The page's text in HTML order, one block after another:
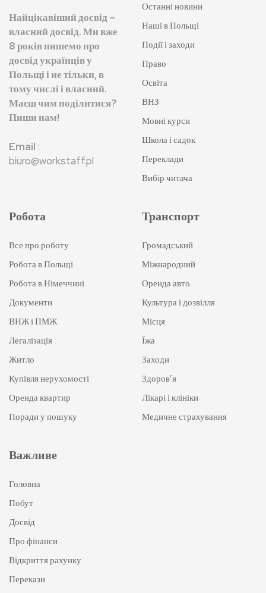
Найцікавіший досвід –
власний досвід. Ми вже
8 років пишемо про
досвід українців у
Польщі і не тільки, в
тому числі і власний.
Маєш чим поділитися?
Пиши нам!
Email :
biuro@workstaff.pl
Останні новини
Наші в Польщі
Події і заходи
Право
Освіта
ВНЗ
Мовні курси
Школа і садок
Переклади
Вибір читача
Робота
Все про роботу
Робота в Польщі
Робота в Німеччині
Документи
ВНЖ і ПМЖ
Легалізація
Житло
Купівля нерухомості
Оренда квартир
Поради у пошуку
Транспорт
Громадський
Міжнародний
Оренда авто
Культура і дозвілля
Місця
Їжа
Заходи
Здоров’я
Лікарі і клініки
Медичне страхування
Важливе
Головна
Побут
Досвід
Про фінанси
Відкриття рахунку
Перекази